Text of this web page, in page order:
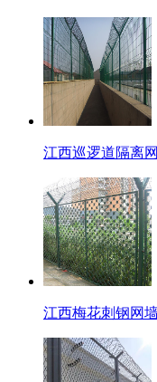
江西巡逻道隔离网
江西梅花刺钢网